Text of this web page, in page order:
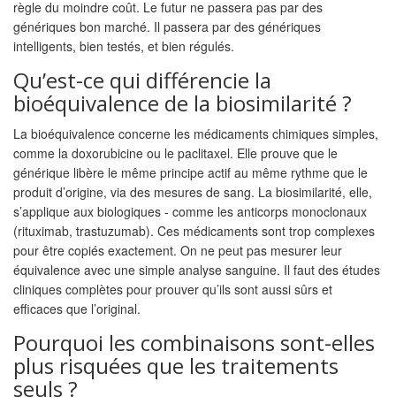
règle du moindre coût. Le futur ne passera pas par des
génériques bon marché. Il passera par des génériques
intelligents, bien testés, et bien régulés.
Qu’est-ce qui différencie la
bioéquivalence de la biosimilarité ?
La bioéquivalence concerne les médicaments chimiques simples,
comme la doxorubicine ou le paclitaxel. Elle prouve que le
générique libère le même principe actif au même rythme que le
produit d’origine, via des mesures de sang. La biosimilarité, elle,
s’applique aux biologiques - comme les anticorps monoclonaux
(rituximab, trastuzumab). Ces médicaments sont trop complexes
pour être copiés exactement. On ne peut pas mesurer leur
équivalence avec une simple analyse sanguine. Il faut des études
cliniques complètes pour prouver qu’ils sont aussi sûrs et
efficaces que l’original.
Pourquoi les combinaisons sont-elles
plus risquées que les traitements
seuls ?